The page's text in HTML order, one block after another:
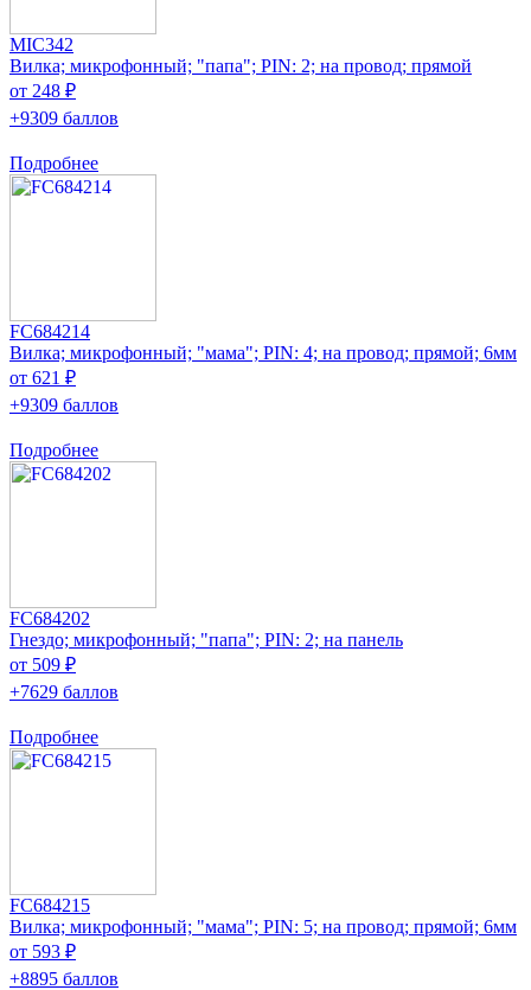
MIC342
Вилка; микрофонный; "папа"; PIN: 2; на провод; прямой
от 248 ₽
+9309 баллов
Подробнее
FC684214
Вилка; микрофонный; "мама"; PIN: 4; на провод; прямой; 6мм
от 621 ₽
+9309 баллов
Подробнее
FC684202
Гнездо; микрофонный; "папа"; PIN: 2; на панель
от 509 ₽
+7629 баллов
Подробнее
FC684215
Вилка; микрофонный; "мама"; PIN: 5; на провод; прямой; 6мм
от 593 ₽
+8895 баллов